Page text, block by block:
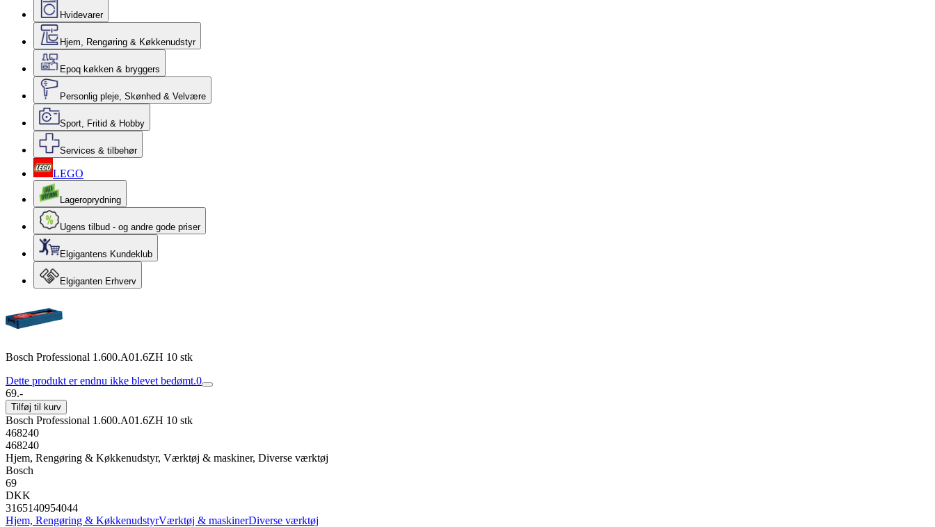
Hvidevarer
Hjem, Rengøring & Køkkenudstyr
Epoq køkken & bryggers
Personlig pleje, Skønhed & Velvære
Sport, Fritid & Hobby
Services & tilbehør
LEGO
Lageroprydning
Ugens tilbud - og andre gode priser
Elgigantens Kundeklub
Elgiganten Erhverv
Bosch Professional 1.600.A01.6ZH 10 stk
Dette produkt er endnu ikke blevet bedømt.0
69.-
Tilføj til kurv
Bosch Professional 1.600.A01.6ZH 10 stk
468240
468240
Hjem, Rengøring & Køkkenudstyr, Værktøj & maskiner, Diverse værktøj
Bosch
69
DKK
3165140954044
Hjem, Rengøring & KøkkenudstyrVærktøj & maskinerDiverse værktøj